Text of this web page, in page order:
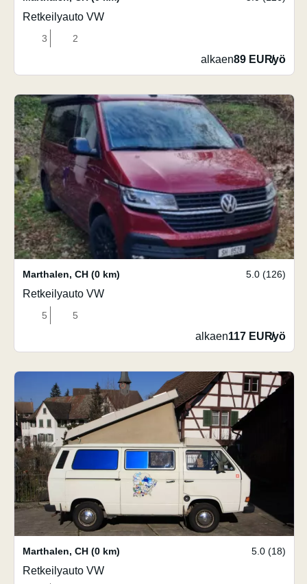
Retkeilyauto VW
3 2
alkaen89 EUR/yö
Marthalen, CH (0 km) 5.0 (126)
Retkeilyauto VW
5 5
alkaen117 EUR/yö
Marthalen, CH (0 km) 5.0 (18)
Retkeilyauto VW